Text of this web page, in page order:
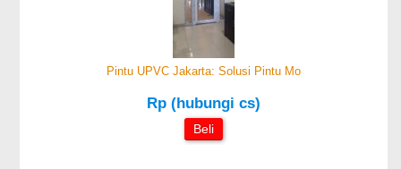
Pintu UPVC Jakarta: Solusi Pintu Mo
Rp (hubungi cs)
Beli